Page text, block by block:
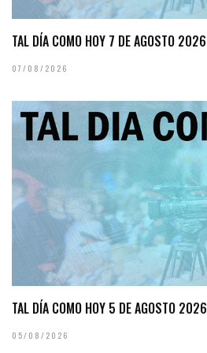
TAL DÍA COMO HOY 7 DE AGOSTO 2026
07/08/2026
TAL DÍA COMO HOY 5 DE AGOSTO 2026
05/08/2026